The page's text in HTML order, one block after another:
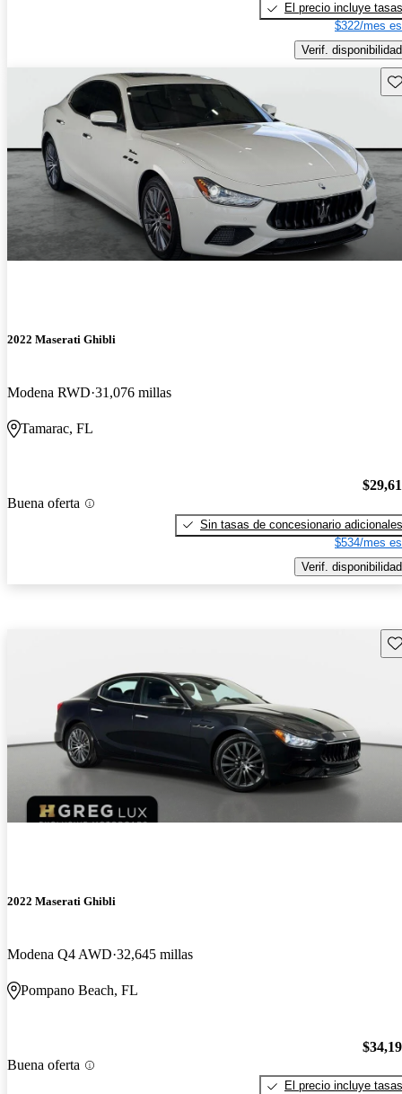
El precio incluye tasas
$322/mes
Verif. disponibilidad
2022 Maserati Ghibli
Modena RWD 31,076 millas
Tamarac, FL
Buena oferta
Sin tasas de concesionario adicionales
$534/mes
Verif. disponibilidad
2022 Maserati Ghibli
Modena Q4 AWD 32,645 millas
Pompano Beach, FL
Buena oferta
El precio incluye tasas